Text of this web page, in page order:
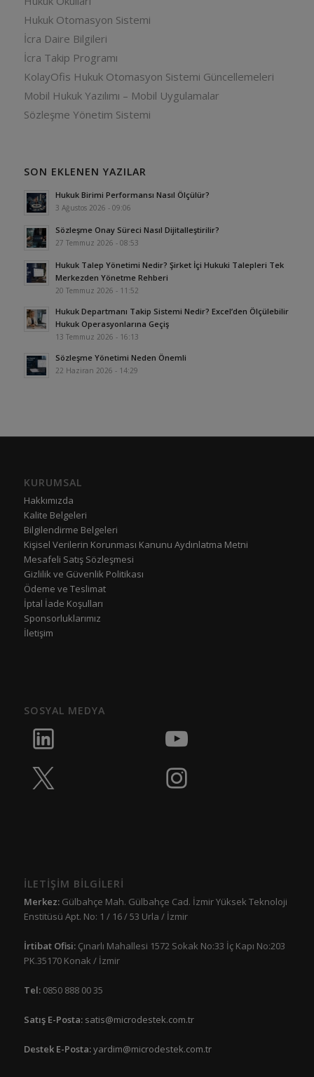
Hukuk Otomasyon Sistemi
İcra Daire Bilgileri
İcra Takip Programı
KolayOfis Hukuk Otomasyon Sistemi Güncellemeleri
Mobil Hukuk Yazılımı – Mobil Uygulamalar
Sözleşme Yönetim Sistemi
SON EKLENEN YAZILAR
Hukuk Birimi Performansı Nasıl Ölçülür?
3 Ağustos 2026 - 09:06
Sözleşme Onay Süreci Nasıl Dijitalleştirilir?
27 Temmuz 2026 - 08:53
Hukuk Talep Yönetimi Nedir? Şirket İçi Hukuki Talepleri Tek
Merkezden Yönetme Rehberi
20 Temmuz 2026 - 11:52
Hukuk Departmanı Takip Sistemi Nedir? Excel’den Ölçülebilir
Hukuk Operasyonlarına Geçiş
13 Temmuz 2026 - 16:13
Sözleşme Yönetimi Neden Önemli
22 Haziran 2026 - 14:29
KURUMSAL
Hakkımızda
Kalite Belgeleri
Bilgilendirme Belgeleri
Kişisel Verilerin Korunması Kanunu Aydınlatma Metni
Mesafeli Satış Sözleşmesi
Gizlilik ve Güvenlik Politikası
Ödeme ve Teslimat
İptal İade Koşulları
Sponsorluklarımız
İletişim
SOSYAL MEDYA
İLETİŞİM BİLGİLERİ
Merkez:Gülbahçe Mah. Gülbahçe Cad. İzmir Yüksek Teknoloji
Enstitüsü Apt. No: 1 / 16 / 53 Urla / İzmir
İrtibat Ofisi: Çınarlı Mahallesi 1572 Sokak No:33 İç Kapı No:203
PK.35170 Konak / İzmir
Tel:0850 888 00 35
Satış E-Posta: satis@microdestek.com.tr
Destek E-Posta:yardim@microdestek.com.tr